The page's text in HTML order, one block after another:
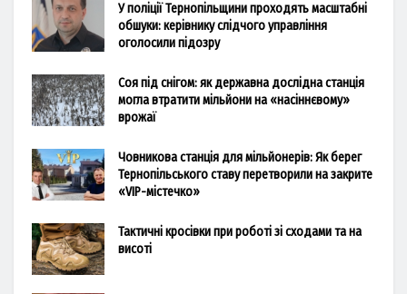
У поліції Тернопільщини проходять масштабні
обшуки: керівнику слідчого управління
оголосили підозру
Соя під снігом: як державна дослідна станція
могла втратити мільйони на «насіннєвому»
врожаї
Човникова станція для мільйонерів: Як берег
Тернопільського ставу перетворили на закрите
«VIP-містечко»
Тактичні кросівки при роботі зі сходами та на
висоті